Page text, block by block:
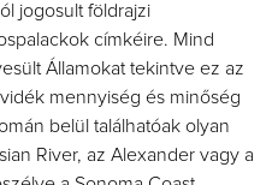
jogosult földrajzi
címkéire. Mind
Államokat tekintve ez az
mennyiség és minőség
belül találhatóak olyan
River, az Alexander vagy a